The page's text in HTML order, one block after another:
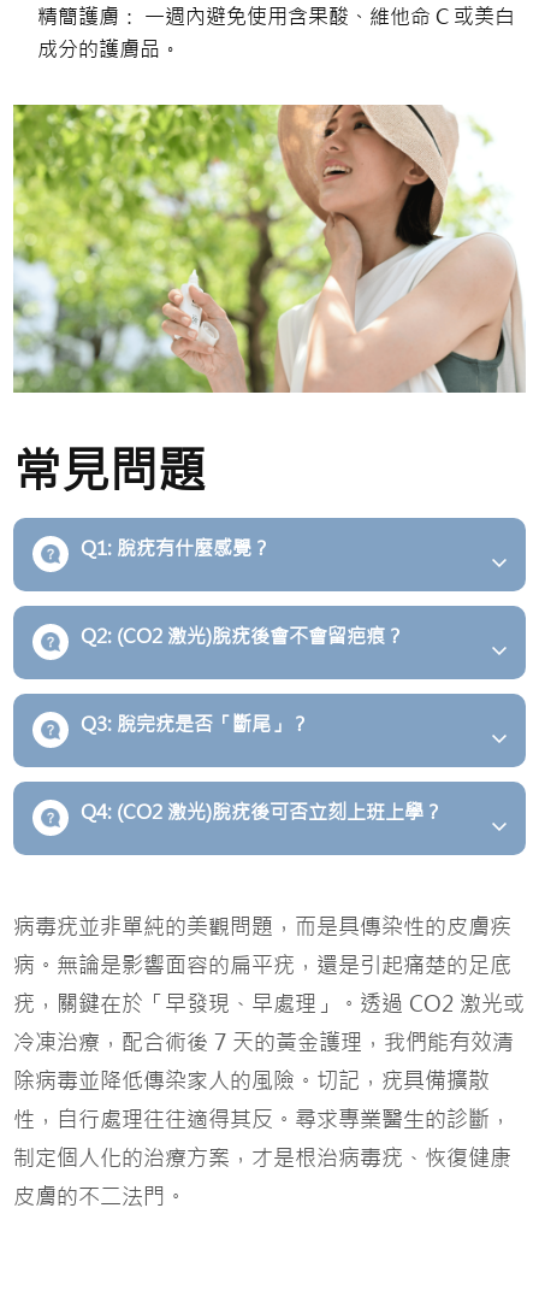
精簡護膚： 一週內避免使用含果酸、維他命 C 或美白
成分的護膚品。
常見問題
Q1: 脫疣有什麼感覺？
Q2: (CO2 激光)脫疣後會不會留疤痕？
Q3: 脫完疣是否「斷尾」？
Q4: (CO2 激光)脫疣後可否立刻上班上學？
病毒疣並非單純的美觀問題，而是具傳染性的皮膚疾
病。無論是影響面容的扁平疣，還是引起痛楚的足底
疣，關鍵在於「早發現、早處理」。透過 CO2 激光或
冷凍治療，配合術後 7 天的黃金護理，我們能有效清
除病毒並降低傳染家人的風險。切記，疣具備擴散
性，自行處理往往適得其反。尋求專業醫生的診斷，
制定個人化的治療方案，才是根治病毒疣、恢復健康
皮膚的不二法門。